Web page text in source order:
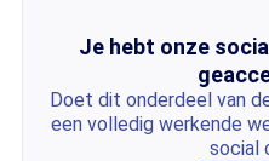
Je hebt onze
Doet dit onderdeel van
een volledig werkende
social